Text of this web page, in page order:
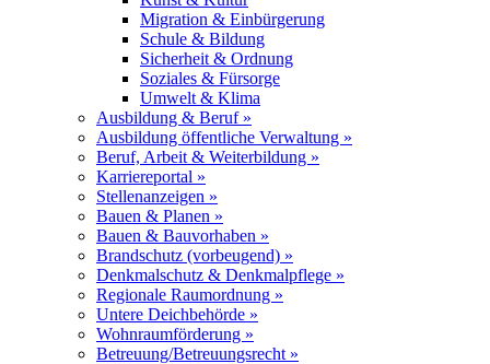
Migration & Einbürgerung
Schule & Bildung
Sicherheit & Ordnung
Soziales & Fürsorge
Umwelt & Klima
Ausbildung & Beruf »
Ausbildung öffentliche Verwaltung »
Beruf, Arbeit & Weiterbildung »
Karriereportal »
Stellenanzeigen »
Bauen & Planen »
Bauen & Bauvorhaben »
Brandschutz (vorbeugend) »
Denkmalschutz & Denkmalpflege »
Regionale Raumordnung »
Untere Deichbehörde »
Wohnraumförderung »
Betreuung/Betreuungsrecht »